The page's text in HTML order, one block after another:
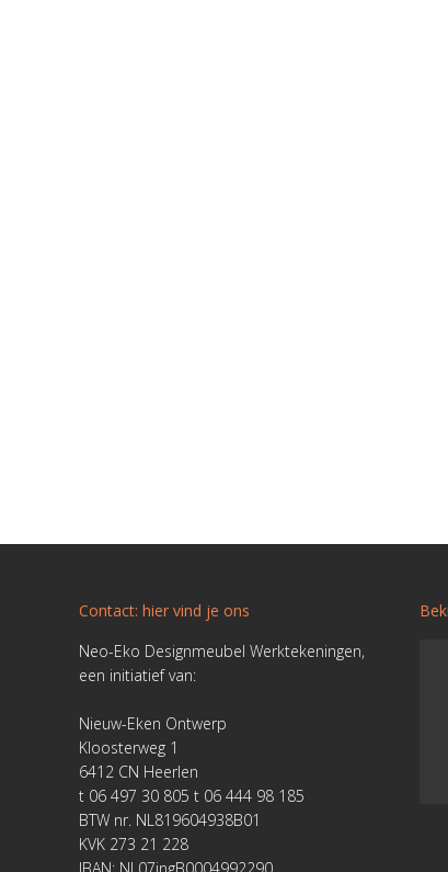
Contact: hier vind je ons
Neo-Eko Designmeubel Werktekeningen,
een initiatief van:
Nieuw-Eken Ontwerp
Kloosterweg 1
6412 CN Heerlen
t 06 497 30 805 t 06 444 98 185
BTW nr. NL819604938B01
KVK 273 21 228
IBAN: NL07ingB0004992290